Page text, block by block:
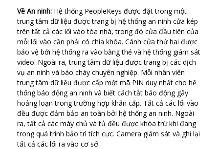
Về An ninh: Hệ thống PeopleKeys được đặt trong một
trung tâm dữ liệu được trang bị hệ thống an ninh cửa kép
trên tất cả các lối vào tòa nhà, trong đó cửa đầu tiên của
mỗi lối vào cần phải có chìa khóa. Cánh cửa thứ hai được
bảo vệ bởi hệ thống ra vào bằng thẻ và hệ thống giám sát
video. Ngoài ra, trung tâm dữ liệu được trang bị các dịch
vụ an ninh và báo cháy chuyên nghiệp. Mỗi nhân viên
trung tâm dữ liệu được cấp một mã PIN duy nhất cho hệ
thống báo động an ninh và biết cách tắt báo động gây
hoảng loạn trong trường hợp khẩn cấp. Tất cả các lối vào
đều được đảm bảo an toàn bởi hệ thống an ninh. Ngoài
ra, tất cả các máy chủ và tủ đều được khóa trừ khi đang
trong quá trình bảo trì tích cực. Camera giám sát và ghi lại
tất cả các lối ra vào cơ sở.